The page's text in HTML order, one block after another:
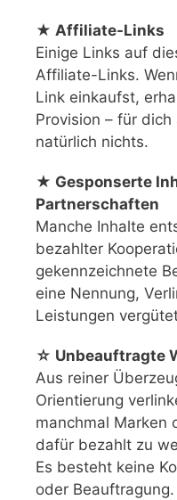
★ Affiliate-Links
Einige Links auf
Affiliate-Links.
Link einkaufst,
Provision – für
natürlich nichts.
★ Gesponserte
Partnerschaften
Manche Inhalte
bezahlter
gekennzeichnete
eine Nennung,
Leistungen
☆ Unbeauftragte
Aus reiner
Orientierung
manchmal Marken
dafür bezahlt zu
Es besteht keine
oder Beauftragung.